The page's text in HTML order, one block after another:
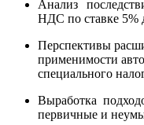
Анализ
НДС по ставке 5%
Перспективы
применимости
специального
Выработка
первичные и